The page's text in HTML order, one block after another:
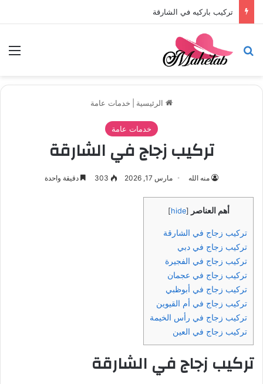
تركيب باركيه في الشارقة
بحث عن
الرئيسية خدمات عامة
خدمات عامة
تركيب زجاج في الشارقة
منه الله مارس 17, 2026 303 دقيقة واحدة
أهم العناصر [
hide
]
تركيب زجاج في الشارقة
تركيب زجاج في دبي
تركيب زجاج في الفجيرة
تركيب زجاج في عجمان
تركيب زجاج في أبوظبي
تركيب زجاج في أم القيوين
تركيب زجاج في رأس الخيمة
تركيب زجاج في العين
تركيب زجاج في الشارقة